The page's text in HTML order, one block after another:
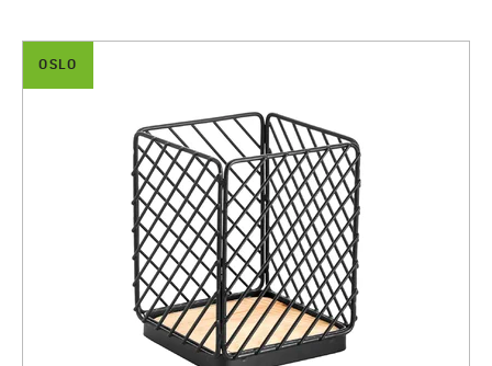
Oslo - Geschirrtrockner
140.00 zł